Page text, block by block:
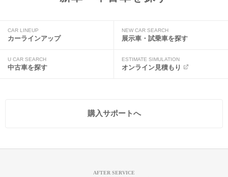
CAR LINEUP
カーラインアップ
NEW CAR SEARCH
展示車・試乗車を探す
U CAR SEARCH
中古車を探す
ESTIMATE SIMULATION
オンライン見積もり
購入サポートへ
AFTER SERVICE